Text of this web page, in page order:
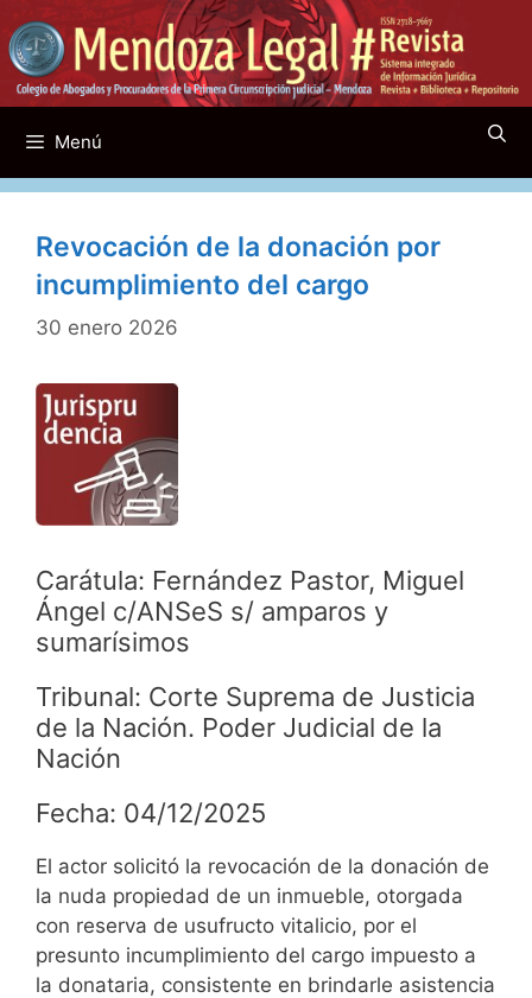
al
contenido
Menú
Revocación de la donación por
incumplimiento del cargo
30 enero 2026
Carátula: Fernández Pastor, Miguel
Ángel c/ANSeS s/ amparos y
sumarísimos
Tribunal: Corte Suprema de Justicia
de la Nación. Poder Judicial de la
Nación
Fecha: 04/12/2025
El actor solicitó la revocación de la donación de
la nuda propiedad de un inmueble, otorgada
con reserva de usufructo vitalicio, por el
presunto incumplimiento del cargo impuesto a
la donataria, consistente en brindarle asistencia